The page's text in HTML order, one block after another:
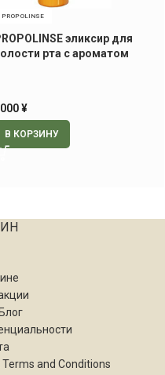
PROPOLINSE
эликсир для
рта с ароматом
¥
В КОРЗИНУ
and Conditions